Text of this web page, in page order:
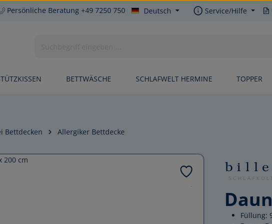
Persönliche Beratung +49 7250 750 Deutsch Service/Hilfe
BETTWÄSCHE SCHLAFWELT HERMINE TOPPER
Bettdecken Allergiker Bettdecke
Füllung: